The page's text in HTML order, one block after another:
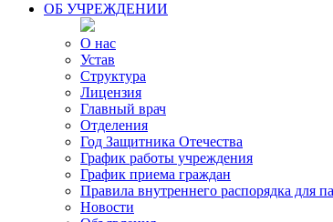
ОБ УЧРЕЖДЕНИИ
О нас
Устав
Структура
Лицензия
Главный врач
Отделения
Год Защитника Отечества
График работы учреждения
График приема граждан
Правила внутреннего распорядка для
Новости